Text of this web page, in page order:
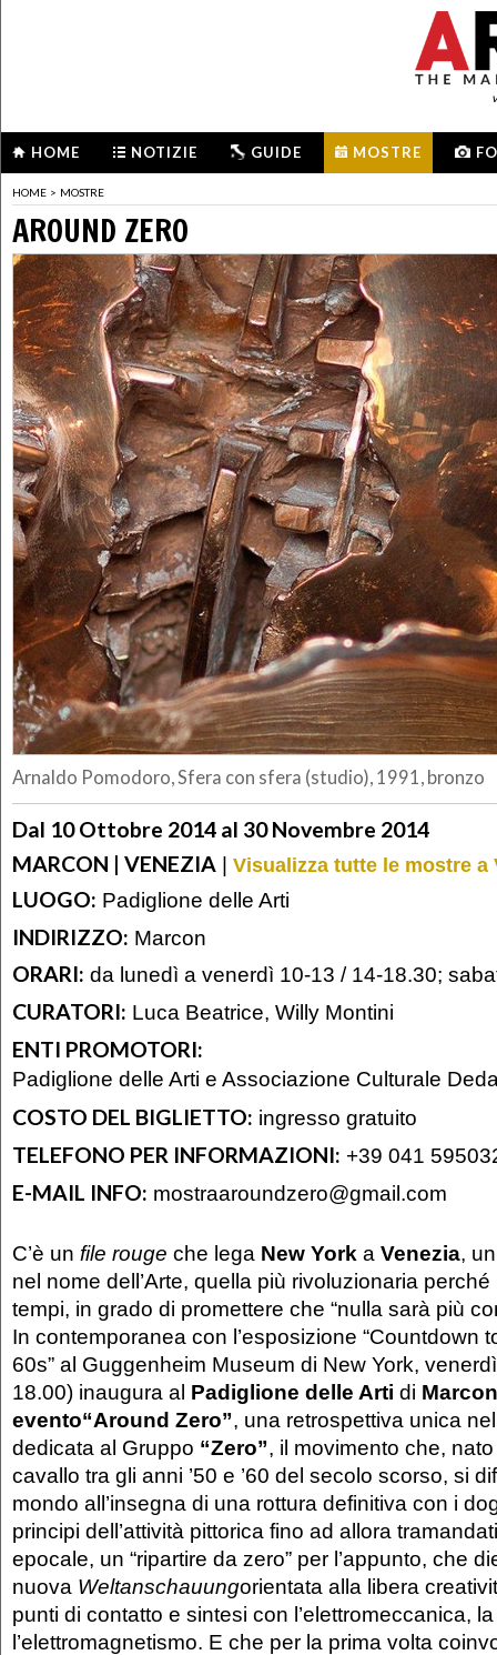
HOME NOTIZIE GUIDE MOSTRE
HOME > MOSTRE
AROUND ZERO
Arnaldo Pomodoro, Sfera con sfera (studio), 1991, bronzo
Dal 10 Ottobre 2014 al 30 Novembre 2014
MARCON | VENEZIA | Visualizza tutte le mostre a
LUOGO: Padiglione delle Arti
INDIRIZZO: Marcon
ORARI: da lunedì a venerdì 10-13 / 14-18.30;
CURATORI: Luca Beatrice, Willy Montini
ENTI PROMOTORI:
Padiglione delle Arti e Associazione Culturale
COSTO DEL BIGLIETTO: ingresso gratuito
TELEFONO PER INFORMAZIONI: +39 041
E-MAIL INFO: mostraaroundzero@gmail.com
C’è un file rouge che lega New York a Venezia,
nel nome dell’Arte, quella più rivoluzionaria
tempi, in grado di promettere che “nulla sarà più
In contemporanea con l’esposizione “Countdown
60s” al Guggenheim Museum di New York,
18.00) inaugura al Padiglione delle Arti di Marcon
evento“Around Zero”, una retrospettiva unica
dedicata al Gruppo “Zero”, il movimento che,
cavallo tra gli anni ’50 e ’60 del secolo scorso, si
mondo all’insegna di una rottura definitiva con i
principi dell’attività pittorica fino ad allora
epocale, un “ripartire da zero” per l’appunto, che
nuova Weltanschauungorientata alla libera
punti di contatto e sintesi con l’elettromeccanica,
l’elettromagnetismo. E che per la prima volta